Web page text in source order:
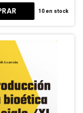
10 en stock